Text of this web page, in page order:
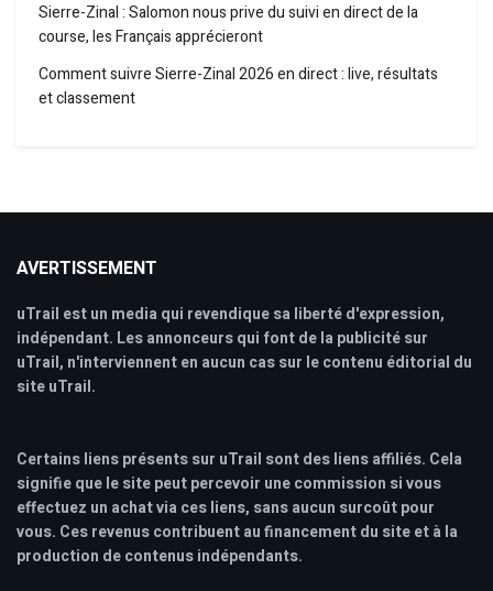
Sierre-Zinal : Salomon nous prive du suivi en direct de la
course, les Français apprécieront
Comment suivre Sierre-Zinal 2026 en direct : live, résultats
et classement
AVERTISSEMENT
uTrail est un media qui revendique sa liberté d'expression,
indépendant. Les annonceurs qui font de la publicité sur
uTrail, n'interviennent en aucun cas sur le contenu éditorial du
site uTrail.
Certains liens présents sur uTrail sont des liens affiliés. Cela
signifie que le site peut percevoir une commission si vous
effectuez un achat via ces liens, sans aucun surcoût pour
vous. Ces revenus contribuent au financement du site et à la
production de contenus indépendants.